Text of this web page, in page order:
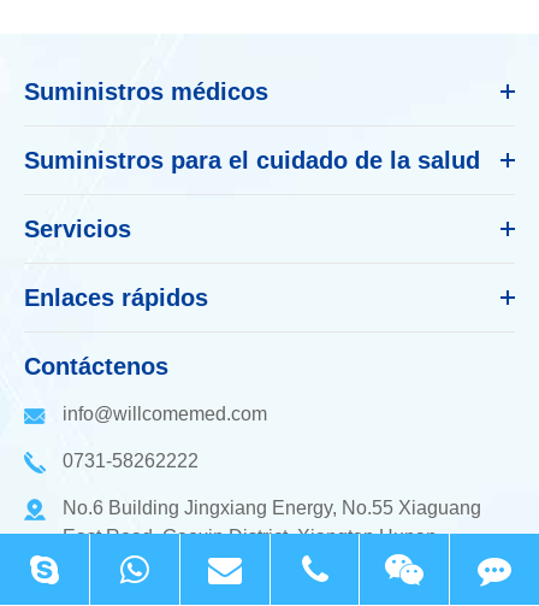
Suministros médicos
Suministros para el cuidado de la salud
Servicios
Enlaces rápidos
Contáctenos
info@willcomemed.com
0731-58262222
No.6 Building Jingxiang Energy, No.55 Xiaguang
East Road, Gaoxin District, Xiangtan Hunan